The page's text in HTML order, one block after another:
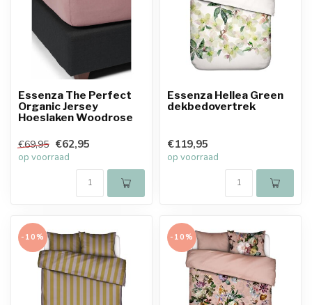
Essenza The Perfect
Organic Jersey
Hoeslaken Woodrose
€69,95 €62,95
op voorraad
Essenza Hellea Green
dekbedovertrek
€119,95
op voorraad
-10% -10%